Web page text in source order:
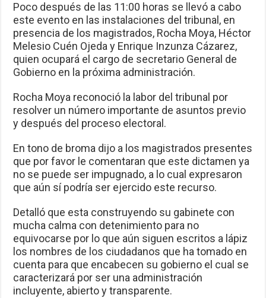
Poco después de las 11:00 horas se llevó a cabo
este evento en las instalaciones del tribunal, en
presencia de los magistrados, Rocha Moya, Héctor
Melesio Cuén Ojeda y Enrique Inzunza Cázarez,
quien ocupará el cargo de secretario General de
Gobierno en la próxima administración.
Rocha Moya reconoció la labor del tribunal por
resolver un número importante de asuntos previo
y después del proceso electoral.
En tono de broma dijo a los magistrados presentes
que por favor le comentaran que este dictamen ya
no se puede ser impugnado, a lo cual expresaron
que aún sí podría ser ejercido este recurso.
Detalló que esta construyendo su gabinete con
mucha calma con detenimiento para no
equivocarse por lo que aún siguen escritos a lápiz
los nombres de los ciudadanos que ha tomado en
cuenta para que encabecen su gobierno el cual se
caracterizará por ser una administración
incluyente, abierto y transparente.